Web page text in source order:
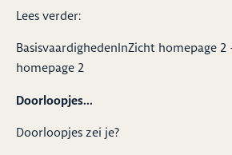
Lees verder:
BasisvaardighedenInZicht homepage
homepage 2
Doorloopjes...
Doorloopjes zei je?